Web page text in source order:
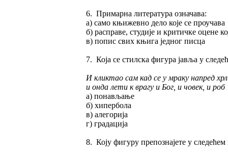
6. Примарна литература означава:
а) само књижевно дело које се проучава
б) расправе, студије и критичке оцене
в) попис свих књига једног писца
7. Која се стилска фигура јавља у
И кликтао сам кад се у мраку напред
и онда лети к врагу и Бог, и човек, и роб
а) понављање
б) хипербола
в) алегорија
г) градација
8. Коју фигуру препознајете у